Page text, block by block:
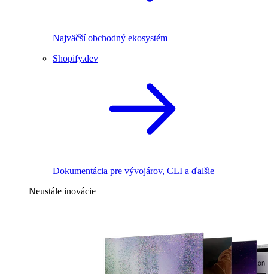
Najväčší obchodný ekosystém
Shopify.dev
Dokumentácia pre vývojárov, CLI a ďalšie
Neustále inovácie